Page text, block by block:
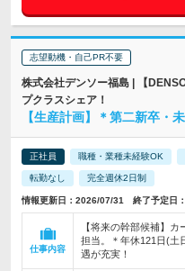
志望動機・自己PR不要
株式会社デンソー福島 | 【
プクラスシェア！
【生産計画】＊第二新卒・
正社員 職種・業種未経験OK
転勤なし 完全週休2日制
情報更新日：2026/07/31 終了予定日
仕事内容
【将来の幹部候補】
担当。＊年休121日(土
遇が充実！